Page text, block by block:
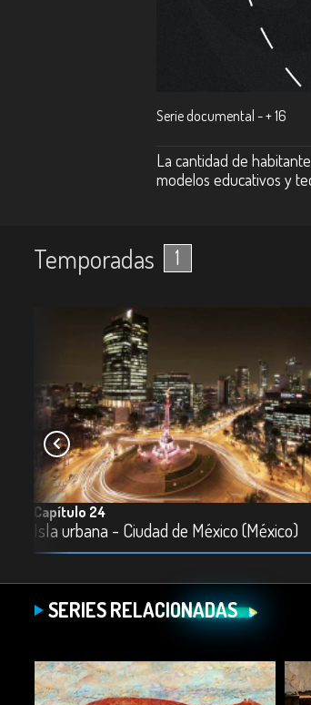
Serie documental - + 16
La cantidad de
modelos educativos y
Temporadas 1
Capítulo 24
Isla urbana - Ciudad de México (México)
SERIES RELACIONADAS